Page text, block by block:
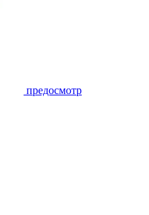
предосмотр